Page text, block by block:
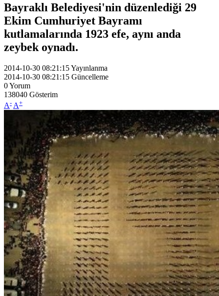
Bayraklı Belediyesi'nin düzenlediği 29
Ekim Cumhuriyet Bayramı
kutlamalarında 1923 efe, aynı anda
zeybek oynadı.
2014-10-30 08:21:15Yayınlanma
2014-10-30 08:21:15 Güncelleme
0Yorum
138040 Gösterim
A- A+